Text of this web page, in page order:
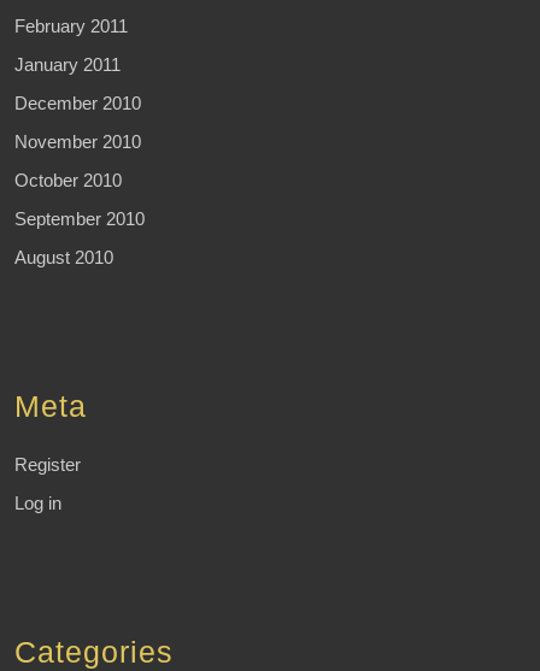
February 2011
January 2011
December 2010
November 2010
October 2010
September 2010
August 2010
Meta
Register
Log in
Categories